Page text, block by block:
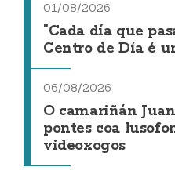
01/08/2026
"Cada día que
Centro de Día é
06/08/2026
O camariñán
pontes coa
videoxogos